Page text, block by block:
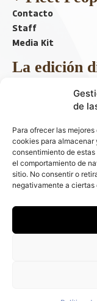
de
Para ofrecer las
cookies para almacenar
consentimiento de
el comportamiento de
sitio. No consentir o
negativamente a
Contacto
Staff
Media Kit
La edición
Descargar último
ir a hemeroteca
+
automóviles - C/